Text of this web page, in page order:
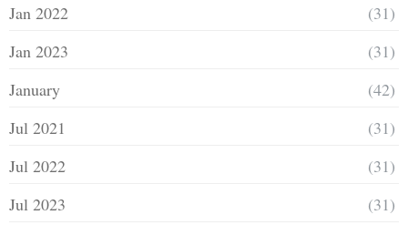
Jan 2022
(31)
Jan 2023
(31)
January
(42)
Jul 2021
(31)
Jul 2022
(31)
Jul 2023
(31)